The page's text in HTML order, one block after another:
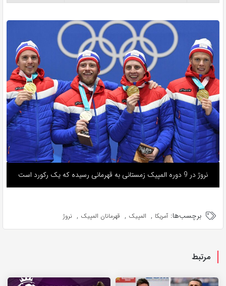
نروژ در 9 دوره المپیک زمستانی به قهرمانی رسیده که یک رکورد است
برچسب‌ها: آمریکا , المپیک , قهرمانان المپیک , نروژ
مرتبط